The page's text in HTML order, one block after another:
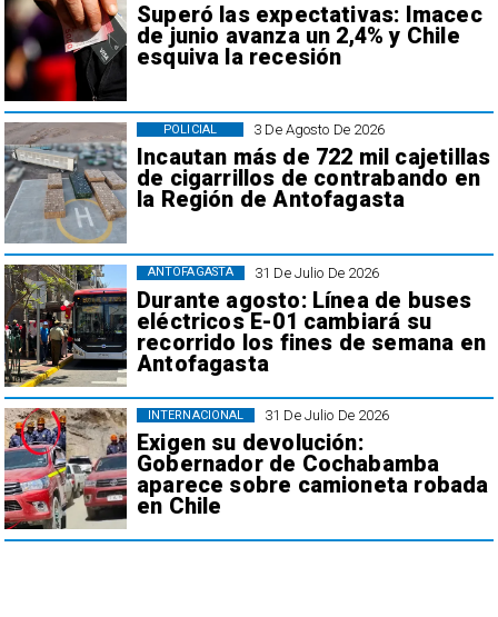
Superó las expectativas: Imacec
de junio avanza un 2,4% y Chile
esquiva la recesión
3 De Agosto De 2026
Incautan más de 722 mil cajetillas
de cigarrillos de contrabando en
la Región de Antofagasta
POLICIAL
31 De Julio De 2026
Durante agosto: Línea de buses
eléctricos E-01 cambiará su
recorrido los fines de semana en
Antofagasta
ANTOFAGASTA
31 De Julio De 2026
Exigen su devolución:
Gobernador de Cochabamba
aparece sobre camioneta robada
en Chile
INTERNACIONAL